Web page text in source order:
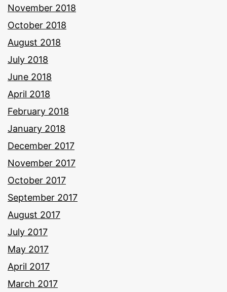
November 2018
October 2018
August 2018
July 2018
June 2018
April 2018
February 2018
January 2018
December 2017
November 2017
October 2017
September 2017
August 2017
July 2017
May 2017
April 2017
March 2017